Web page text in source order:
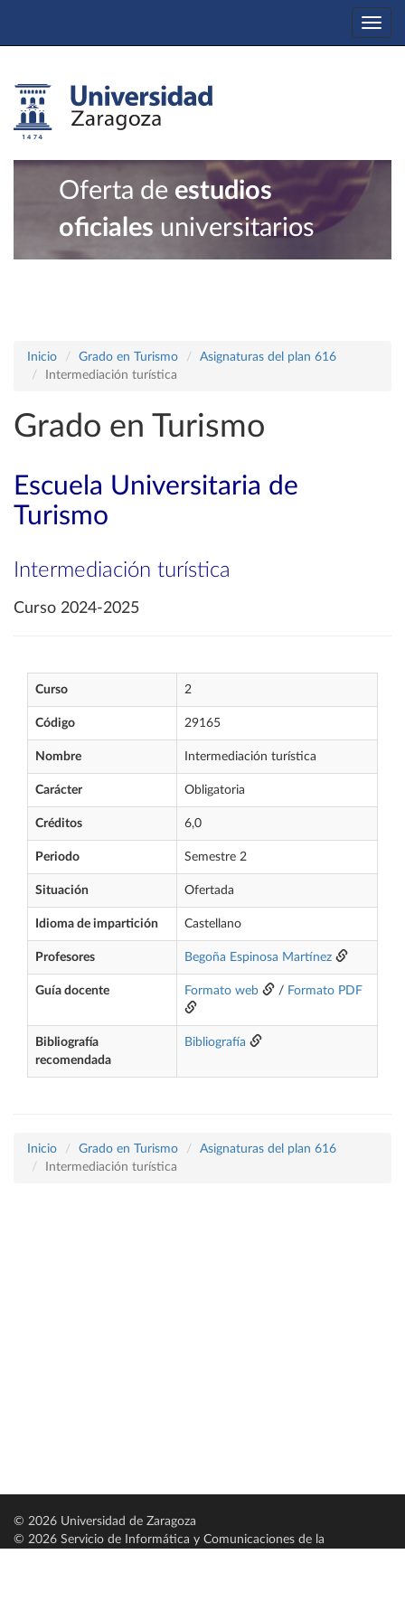
Oferta de estudios
oficiales universitarios
Inicio Grado en Turismo
Asignaturas del plan 616
Intermediación turística
Grado en Turismo
Escuela Universitaria de
Turismo
Intermediación turística
Curso 2024-2025
Curso 2
Código 29165
Nombre Intermediación turística
Carácter Obligatoria
Créditos 6,0
Periodo Semestre 2
Situación Ofertada
Idioma de impartición Castellano
Profesores Begoña Espinosa Martínez
Guía docente Formato web / Formato PDF
Bibliografía
recomendada
Bibliografía
Inicio Grado en Turismo
Asignaturas del plan 616
Intermediación turística
© 2026 Universidad de Zaragoza
© 2026 Servicio de Informática y Comunicaciones de la